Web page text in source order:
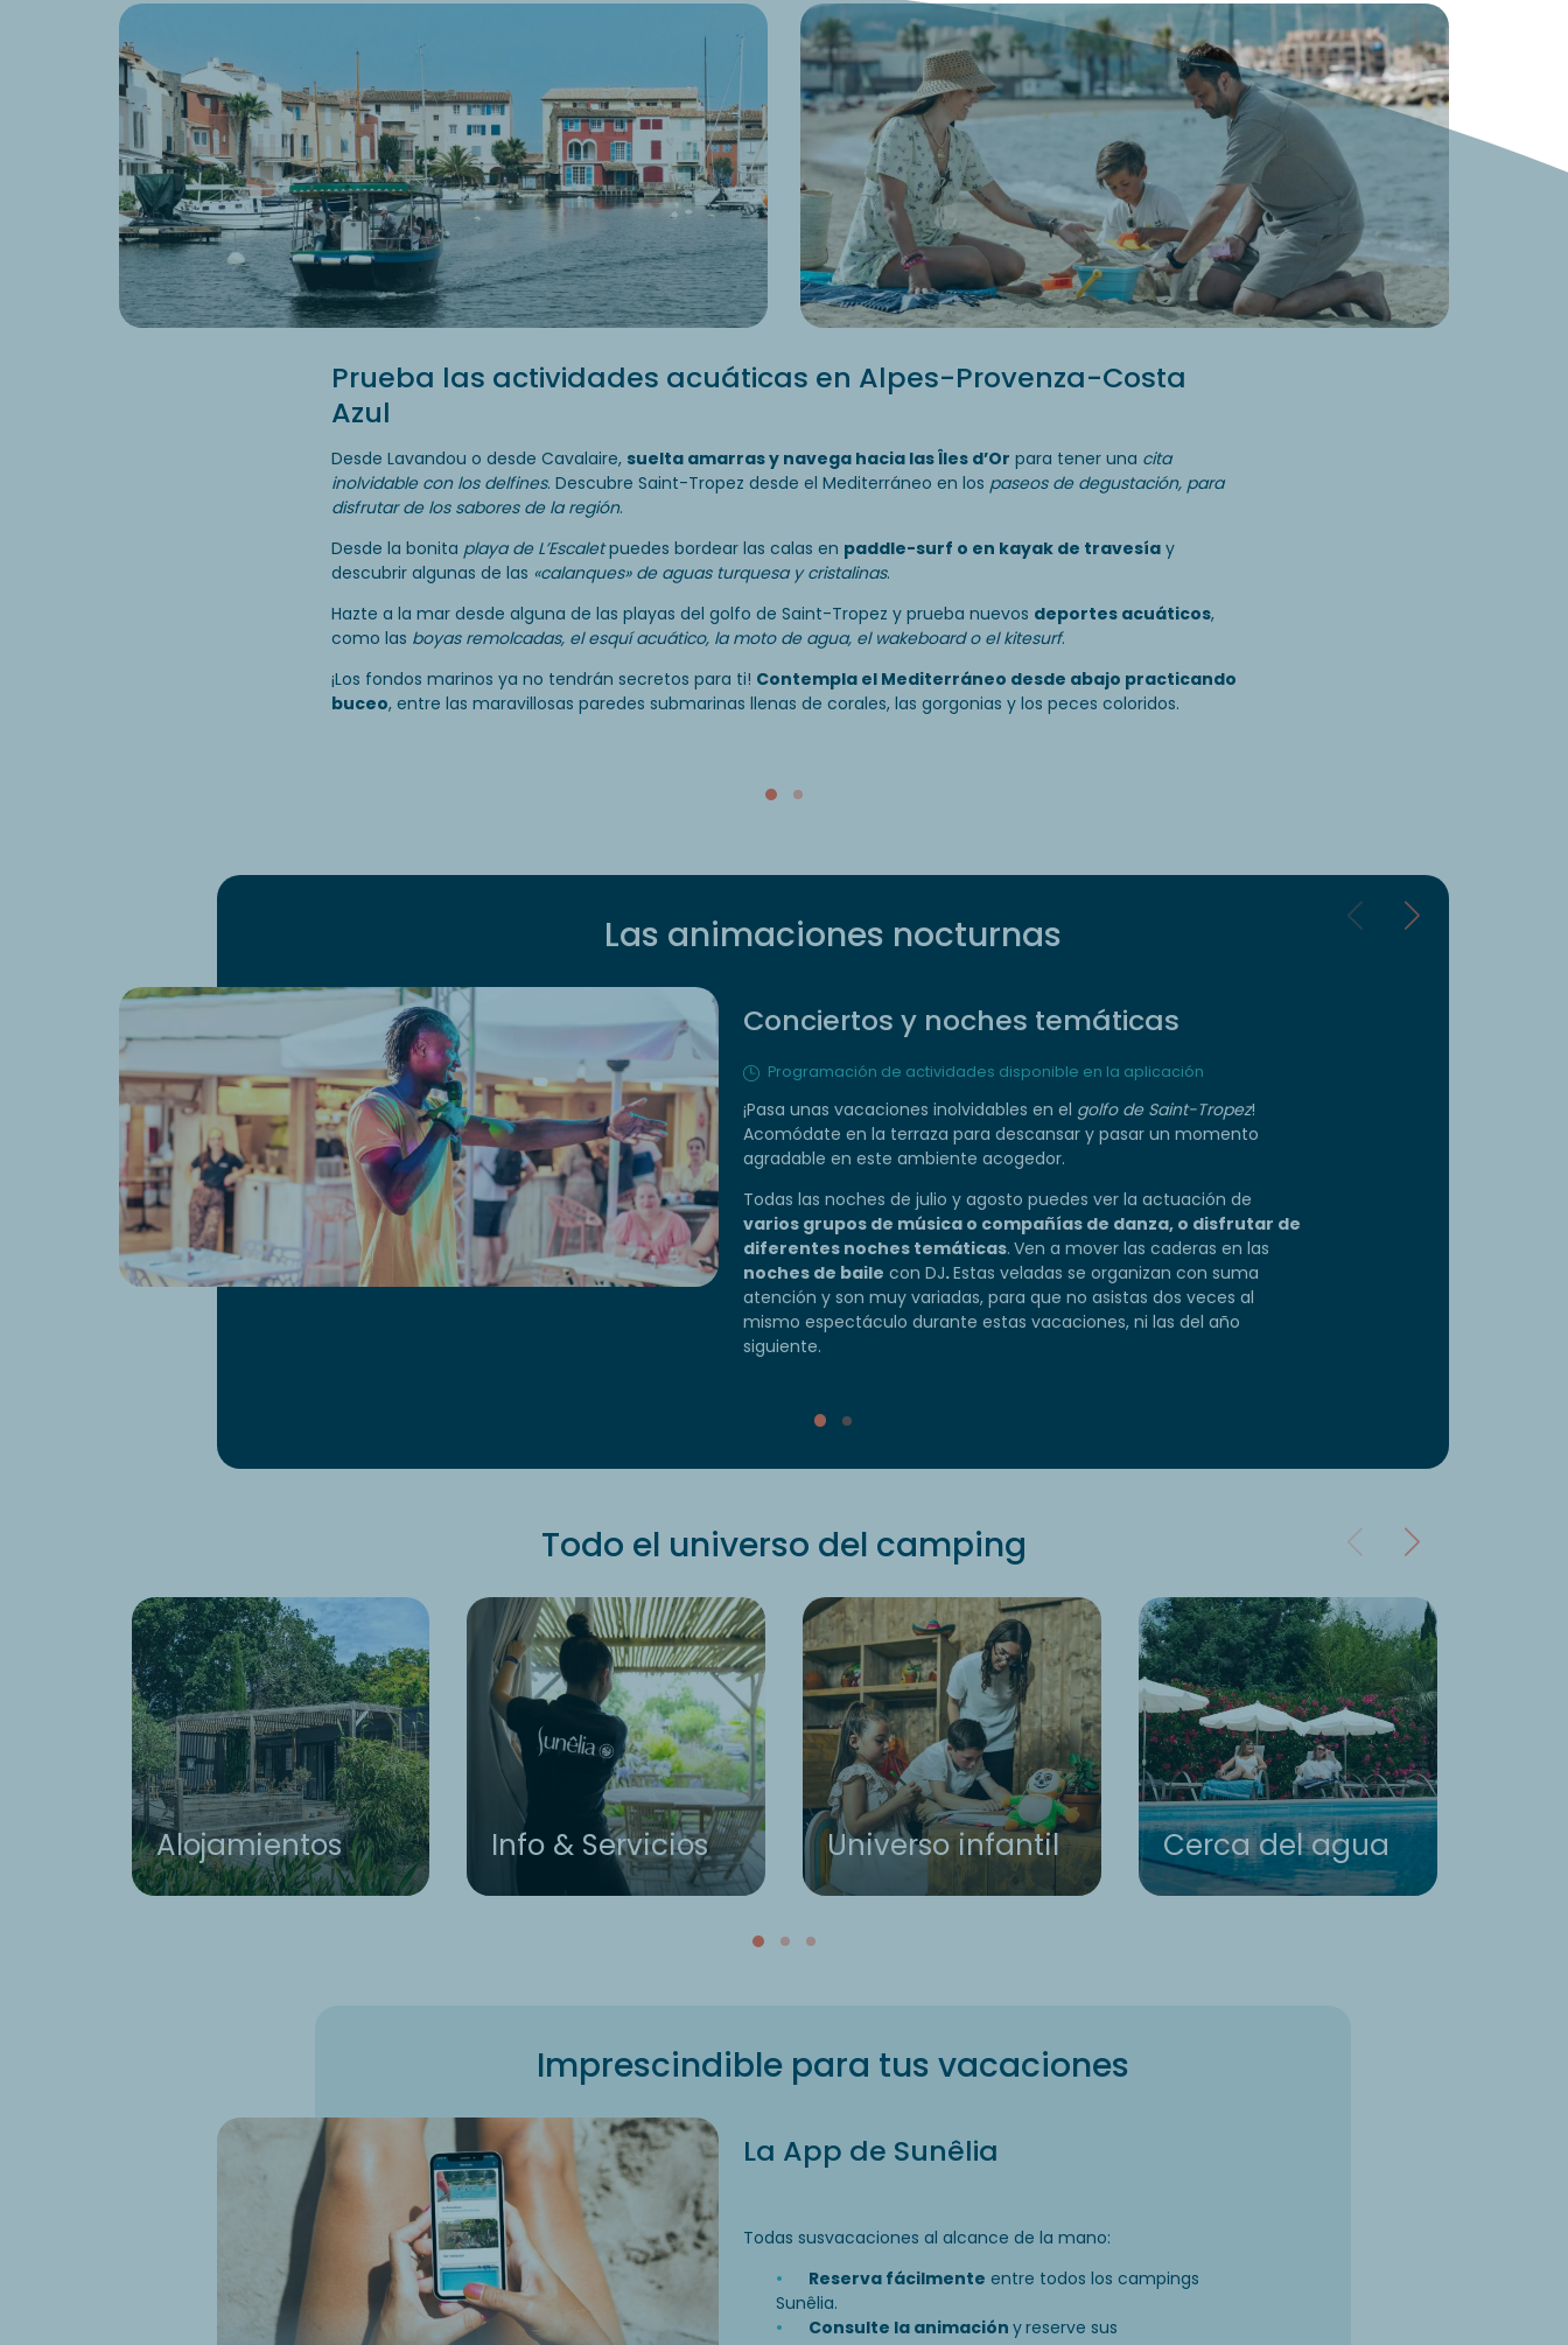
Prueba las actividades acuáticas en Alpes-Provenza-Costa
Azul
Desde Lavandou o desde Cavalaire, suelta amarras y navega hacia las Îles d’Or para tener una cita
inolvidable con los delfines. Descubre Saint-Tropez desde el Mediterráneo en los paseos de degustación, para
disfrutar de los sabores de la región.
Desde la bonita playa de L’Escaletpuedes bordear las calas en paddle-surf o en kayak de travesía y
descubrir algunas de las «calanques» de aguas turquesa y cristalinas.
Hazte a la mar desde alguna de las playas del golfo de Saint-Tropez y prueba nuevos deportes acuáticos,
como las boyas remolcadas, el esquí acuático, la moto de agua, el wakeboard o el kitesurf.
¡Los fondos marinos ya no tendrán secretos para ti! Contempla el Mediterráneo desde abajo practicando
buceo, entre las maravillosas paredes submarinas llenas de corales, las gorgonias y los peces coloridos.
Las animaciones nocturnas
Conciertos y noches temáticas
Programación de actividades disponible en la aplicación
¡Pasa unas vacaciones inolvidables en el golfo de Saint-Tropez!
Acomódate en la terraza para descansar y pasar un momento
agradable en este ambiente acogedor.
Todas las noches de julio y agosto puedes ver la actuación de
varios grupos de música o compañías de danza, o disfrutar de
diferentes noches temáticas. Ven a mover las caderas en las
noches de baile con DJ.Estas veladas se organizan con suma
atención y son muy variadas, para que no asistas dos veces al
mismo espectáculo durante estas vacaciones, ni las del año
siguiente.
Todo el universo del camping
Alojamientos Info & Servicios Universo infantil Cerca del agua
Imprescindible para tus vacaciones
La App de Sunêlia
Todas susvacaciones al alcance de la mano:
Reserva fácilmente entre todos los campings
Sunêlia.
Consulte la animación yreserve sus